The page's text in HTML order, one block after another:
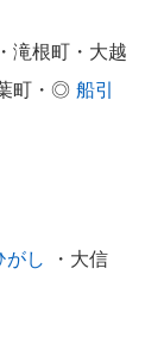
・滝根町・大越
町・◎ 船引
がし ・大信